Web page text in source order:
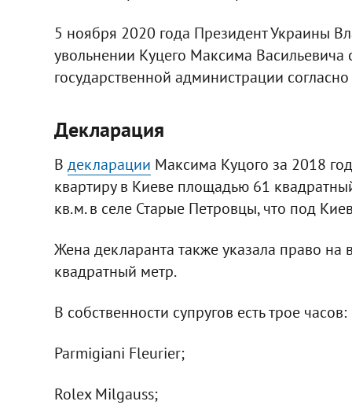
5 ноября 2020 года Президент Украины
увольнении Куцего Максима
государственной администрации
Декларация
В декларации Максима Куцого за 2018
квартиру в Киеве площадью 61
кв.м. в селе Старые Петровцы, что под
Жена декларанта также указала право
квадратный метр.
В собственности супругов есть трое часов:
Parmigiani Fleurier;
Rolex Milgauss;